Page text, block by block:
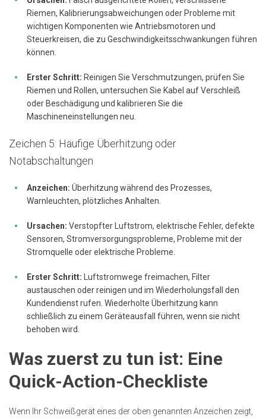
Riemen, Kalibrierungsabweichungen oder Probleme mit
wichtigen Komponenten wie Antriebsmotoren und
Steuerkreisen, die zu Geschwindigkeitsschwankungen führen
können.
Erster Schritt: Reinigen Sie Verschmutzungen, prüfen Sie
Riemen und Rollen, untersuchen Sie Kabel auf Verschleiß
oder Beschädigung und kalibrieren Sie die
Maschineneinstellungen neu.
Zeichen 5: Häufige Überhitzung oder
Notabschaltungen
Anzeichen: Überhitzung während des Prozesses,
Warnleuchten, plötzliches Anhalten.
Ursachen: Verstopfter Luftstrom, elektrische Fehler, defekte
Sensoren, Stromversorgungsprobleme, Probleme mit der
Stromquelle oder elektrische Probleme.
Erster Schritt: Luftstromwege freimachen, Filter
austauschen oder reinigen und im Wiederholungsfall den
Kundendienst rufen. Wiederholte Überhitzung kann
schließlich zu einem Geräteausfall führen, wenn sie nicht
behoben wird.
Was zuerst zu tun ist: Eine
Quick-Action-Checkliste
Wenn Ihr Schweißgerät eines der oben genannten Anzeichen zeigt,